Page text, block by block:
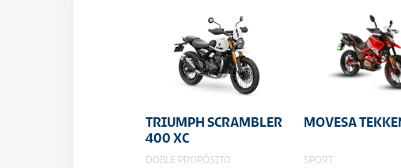
TRIUMPH SCRAMBLER
400 XC
DOBLE PROPÓSITO
MOVESA
SPORT